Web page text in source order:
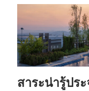
สาระน่ารู้ปร